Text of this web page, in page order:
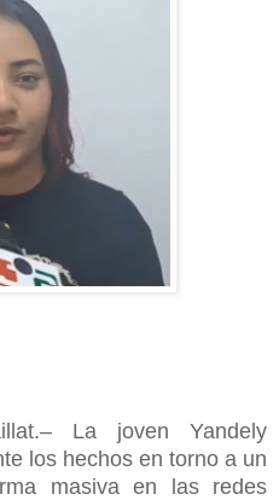
La joven Yandely
los hechos en torno a un
masiva en las redes